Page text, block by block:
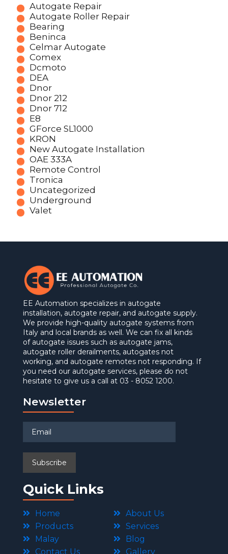
Autogate Repair
Autogate Roller Repair
Bearing
Beninca
Celmar Autogate
Comex
Dcmoto
DEA
Dnor
Dnor 212
Dnor 712
E8
GForce SL1000
KRON
New Autogate Installation
OAE 333A
Remote Control
Tronica
Uncategorized
Underground
Valet
EE Automation specializes in autogate
installation, autogate repair, and autogate supply.
We provide high-quality autogate systems from
Italy and local brands as well. We can fix all kinds
of autogate issues such as autogate jams,
autogate roller derailments, autogates not
working, and autogate remotes not responding. If
you need our autogate services, please do not
hesitate to give us a call at 03 - 8052 1200.
Newsletter
Quick Links
Home
About Us
Products
Services
Malay
Blog
Contact Us
Gallery